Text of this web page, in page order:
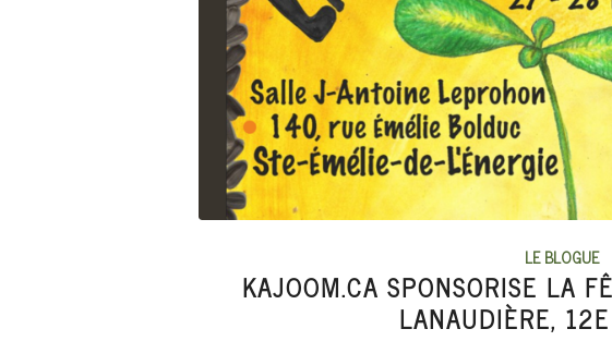
LE BLOGUE
KAJOOM.CA SPONSORISE LA
LANAUDIÈRE,